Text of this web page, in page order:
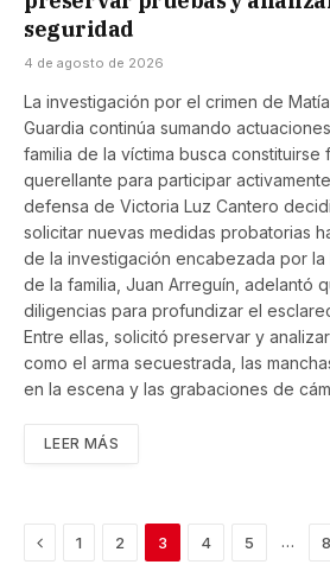
seguridad
4 de agosto de 2026
La investigación por el crimen de
Guardia continúa sumando
familia de la víctima busca constituirse
querellante para participar
defensa de Victoria Luz Cantero
solicitar nuevas medidas probatorias
de la investigación encabezada por la
de la familia, Juan Arreguín, adelantó
diligencias para profundizar el
Entre ellas, solicitó preservar y
como el arma secuestrada, las
en la escena y las grabaciones de
LEER MÁS
Previous
1 2 3 4 5 …